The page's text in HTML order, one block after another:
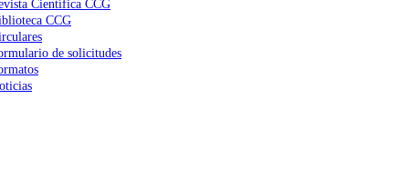
Científica CCG
CCG
de solicitudes